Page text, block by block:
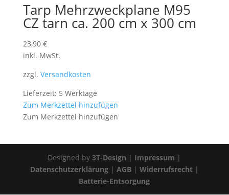
Tarp Mehrzweckplane M95
CZ tarn ca. 200 cm x 300 cm
23,90 €
inkl. MwSt.
zzgl. Versandkosten
Lieferzeit: 5 Werktage
Zum Merkzettel hinzufügen
Zum Merkzettel hinzufügen
Designed by3T-Design | Impressum |
Datenschutzerklärung| AGB| Widerrufsrecht|
Batterie-Entsorgung